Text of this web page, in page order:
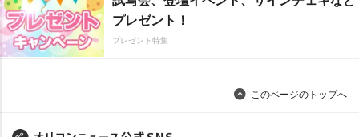
プレゼント！
プレゼント特集
このページのトップへ